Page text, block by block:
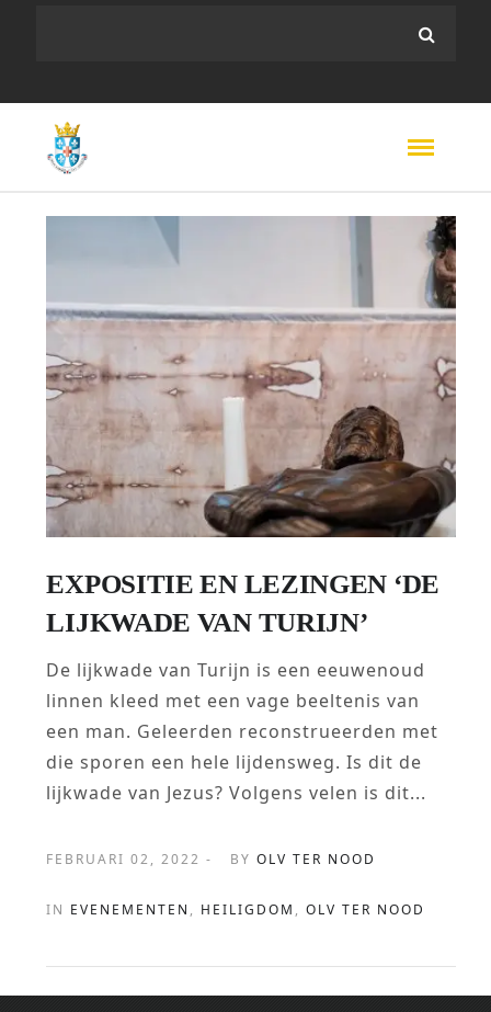
EXPOSITIE EN LEZINGEN ‘DE
LIJKWADE VAN TURIJN’
De lijkwade van Turijn is een eeuwenoud
linnen kleed met een vage beeltenis van
een man. Geleerden reconstrueerden met
die sporen een hele lijdensweg. Is dit de
lijkwade van Jezus? Volgens velen is dit...
FEBRUARI 02, 2022 - BYOLV TER NOOD
IN EVENEMENTEN , HEILIGDOM ,OLV TER NOOD